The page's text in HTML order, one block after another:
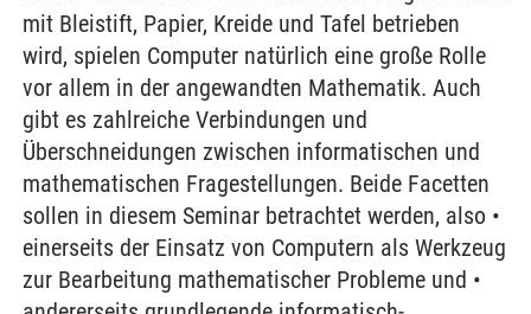
mit Bleistift, Papier, Kreide und Tafel betrieben
wird, spielen Computer natürlich eine große Rolle
vor allem in der angewandten Mathematik. Auch
gibt es zahlreiche Verbindungen und
Überschneidungen zwischen informatischen und
mathematischen Fragestellungen. Beide Facetten
sollen in diesem Seminar betrachtet werden, also •
einerseits der Einsatz von Computern als Werkzeug
zur Bearbeitung mathematischer Probleme und •